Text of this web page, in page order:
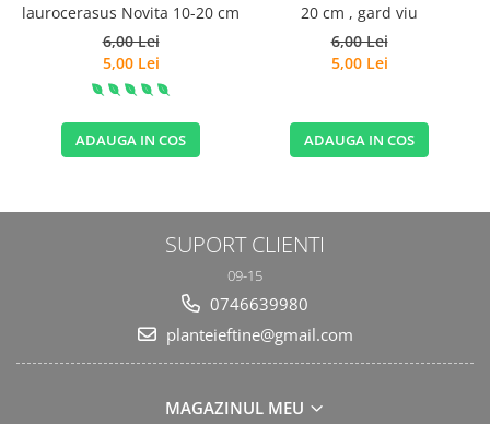
laurocerasus Novita 10-20 cm
6,00 Lei
5,00 Lei
ADAUGA IN COS
20 cm , gard viu
6,00 Lei
5,00 Lei
ADAUGA IN COS
SUPORT CLIENTI
09-15
0746639980
planteieftine@gmail.com
MAGAZINUL MEU